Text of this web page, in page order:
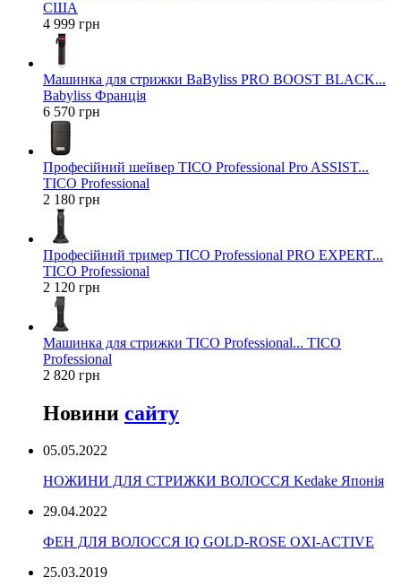
США
4 999 грн
Машинка для стрижки BaByliss PRO BOOST BLACK...
Babyliss Франція
6 570 грн
Професійний шейвер TICO Professional Pro ASSIST...
TICO Professional
2 180 грн
Професійний тример TICO Professional PRO EXPERT...
TICO Professional
2 120 грн
Машинка для стрижки TICO Professional... TICO
Professional
2 820 грн
Новини сайту
05.05.2022
НОЖИНИ ДЛЯ СТРИЖКИ ВОЛОССЯ Kedake Японія
29.04.2022
ФЕН ДЛЯ ВОЛОССЯ IQ GOLD-ROSE OXI-ACTIVE
25.03.2019